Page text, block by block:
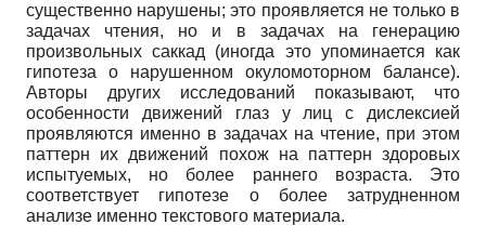
существенно нарушены; это проявляется не только в
задачах чтения, но и в задачах на генерацию
произвольных саккад (иногда это упоминается как
гипотеза о нарушенном окуломоторном балансе).
Авторы других исследований показывают, что
особенности движений глаз у лиц с дислексией
проявляются именно в задачах на чтение, при этом
паттерн их движений похож на паттерн здоровых
испытуемых, но более раннего возраста. Это
соответствует гипотезе о более затрудненном
анализе именно текстового материала.